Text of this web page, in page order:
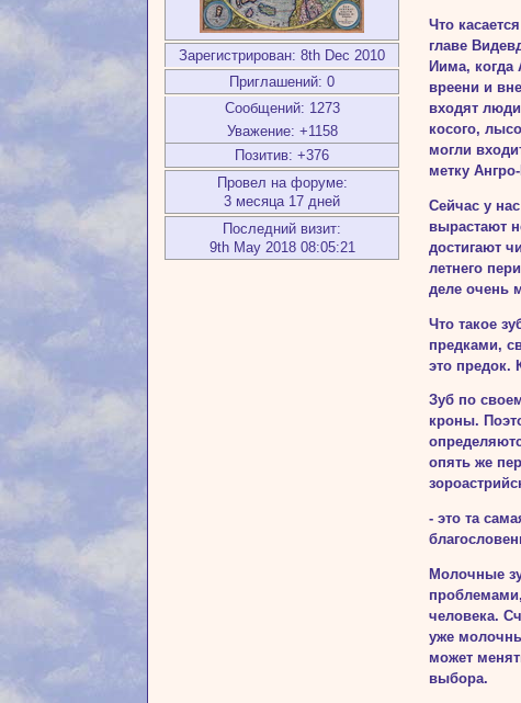
Зарегистрирован: 8th Dec 2010
Приглашений: 0
Сообщений: 1273
Уважение: +1158
Позитив: +376
Провел на форуме:
3 месяца 17 дней
Последний визит:
9th May 2018 08:05:21
Что
главе
Иима, когда
вреени и
входят
косого,
могли
метку
Сейчас у
вырастают
достигают
летнего
деле очень
Что такое
предками,
это предок.
Зуб по
кроны.
опять же
- это та
Молочные
человека.
уже
может
выбора.